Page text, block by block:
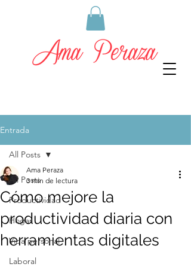
Entrada
All Posts
Productividad
Hogar
Vida personal
Laboral
All Posts
Cómo mejore la
productividad diaria con
herramientas digitales
Ama Peraza
3 min de lectura